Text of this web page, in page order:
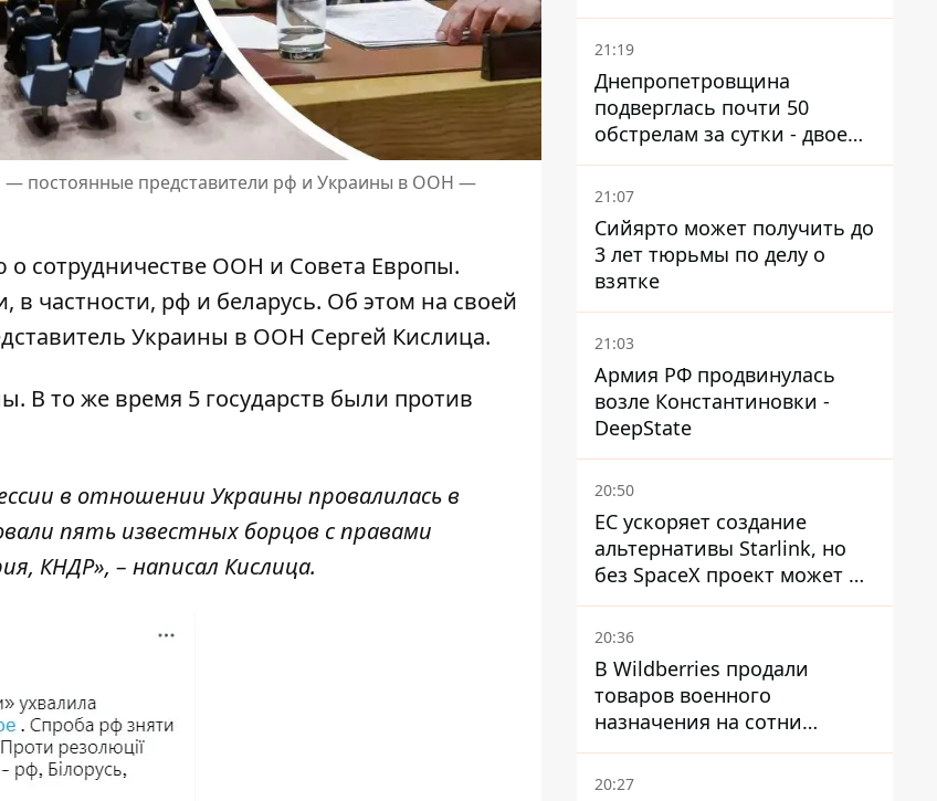
постоянные представители рф и Украины в ООН —
сотрудничестве ООН и Совета Европы.
в частности, рф и беларусь. Об этом на своей
Украины в ООН Сергей Кислица.
В то же время 5 государств были против
в отношении Украины провалилась в
пять известных борцов с правами
КНДР», – написал Кислица.
21:19
Днепропетровщина
подверглась почти 50
обстрелам за сутки - двое
погибших, шесть
пострадавших
21:07
Сийярто может получить до
3 лет тюрьмы по делу о
взятке
21:03
Армия РФ продвинулась
возле Константиновки -
DeepState
20:50
ЕС ускоряет создание
альтернативы Starlink, но
без SpaceX проект может не
обойтись
20:36
В Wildberries продали
товаров военного
назначения на сотни
миллионов, но удары ВСУ
изменили ситуацию
20:27